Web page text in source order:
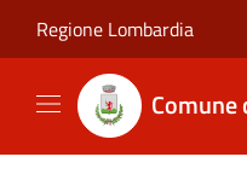
Regione Lombardia